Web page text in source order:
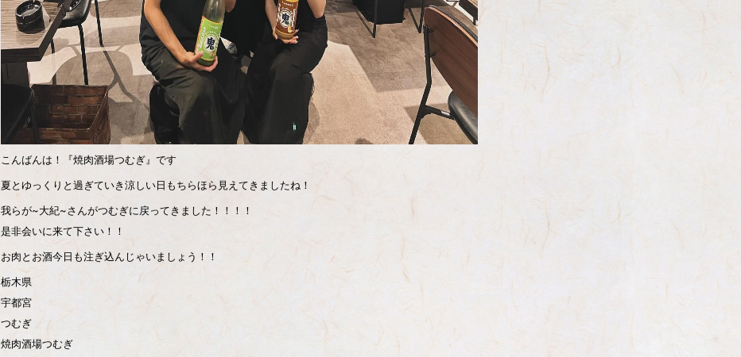
こんばんは！『焼肉酒場つむぎ』です
夏とゆっくりと過ぎていき涼しい日もちらほら見えてきましたね！
我らが~大紀~さんがつむぎに戻ってきました！！！！
是非会いに来て下さい！！
お肉とお酒今日も注ぎ込んじゃいましょう！！
栃木県
宇都宮
つむぎ
焼肉酒場つむぎ